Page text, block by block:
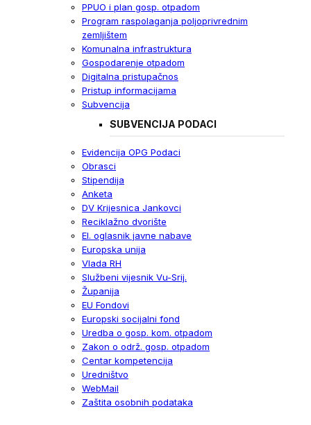
PPUO i plan gosp. otpadom
Program raspolaganja poljoprivrednim
zemljištem
Komunalna infrastruktura
Gospodarenje otpadom
Digitalna pristupačnos
Pristup informacijama
Subvencija
SUBVENCIJA PODACI
Evidencija OPG Podaci
Obrasci
Stipendija
Anketa
DV Krijesnica Jankovci
Reciklažno dvorište
El. oglasnik javne nabave
Europska unija
Vlada RH
Službeni vijesnik Vu-Srij.
Županija
EU Fondovi
Europski socijalni fond
Uredba o gosp. kom. otpadom
Zakon o održ. gosp. otpadom
Centar kompetencija
Uredništvo
WebMail
Zaštita osobnih podataka